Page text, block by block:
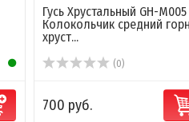
Гусь Хрустальный GH-M005
Колокольчик средний
хруст...
(0)
700 руб.